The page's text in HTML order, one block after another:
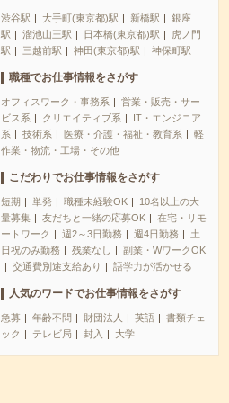
渋谷駅 大手町(東京都)駅 新橋駅
銀座
駅
溜池山王駅 日本橋(東京都)駅
虎ノ門
駅
三越前駅 神田(東京都)駅 神保町駅
職種でお仕事情報をさがす
オフィスワーク・事務系
営業・販売・サー
ビス系
クリエイティブ系
IT・エンジニア
系
技術系 医療・介護・福祉・教育系
軽
作業・物流・工場・その他
こだわりでお仕事情報をさがす
短期 単発 職種未経験OK
10名以上の大
量募集
友だちと一緒の応募OK
在宅・リモ
ートワーク
週2～3日勤務 週4日勤務
土
日祝のみ勤務
残業なし
副業・WワークOK
交通費別途支給あり
語学力が活かせる
人気のワードでお仕事情報をさがす
急募 年齢不問 財団法人 英語
書類チェ
ック
テレビ局 封入 大学